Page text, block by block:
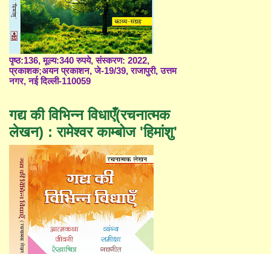
पृष्ठ:136, मूल्य:340 रुपये, संस्करण: 2022,
प्रकाशक;अयन प्रकाशन, जे-19/39, राजापुरी, उत्तम
नगर, नई दिल्ली-110059
गद्य की विभिन्न विधाएँ(रचनात्मक
लेखन) : रामेश्वर काम्बोज 'हिमांशु'